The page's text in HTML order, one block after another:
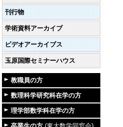
刊行物
学術資料アーカイブ
ビデオアーカイブス
玉原国際セミナーハウス
教職員の方
数理科学研究科在学の方
理学部数学科在学の方